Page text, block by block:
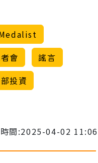
會
謠言
投資
間:2025-04-02 11:06